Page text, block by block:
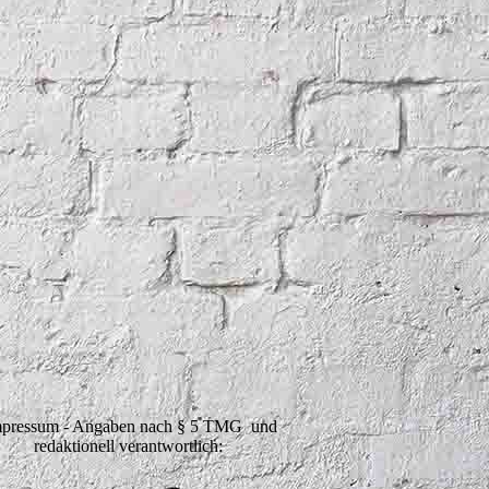
- Angaben nach § 5 TMG und
redaktionell verantwortlich: